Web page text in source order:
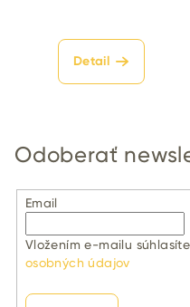
Detail
Odoberať
Email
Vložením e-mailu
osobných údajov